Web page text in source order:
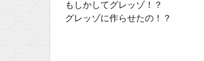
もしかしてグレッゾ！？
グレッゾに作らせたの！？